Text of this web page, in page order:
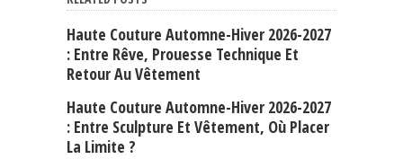
Haute Couture Automne-Hiver 2026-2027
: Entre Rêve, Prouesse Technique Et
Retour Au Vêtement
Haute Couture Automne-Hiver 2026-2027
: Entre Sculpture Et Vêtement, Où Placer
La Limite ?